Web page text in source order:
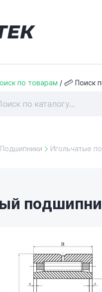
по товарам / Поиск
Подшипники Игольчатые